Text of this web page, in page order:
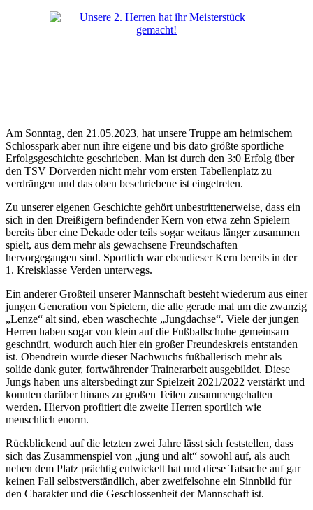
Am Sonntag, den 21.05.2023, hat unsere Truppe am heimischem
Schlosspark aber nun ihre eigene und bis dato größte sportliche
Erfolgsgeschichte geschrieben. Man ist durch den 3:0 Erfolg über
den TSV Dörverden nicht mehr vom ersten Tabellenplatz zu
verdrängen und das oben beschriebene ist eingetreten.
Zu unserer eigenen Geschichte gehört unbestrittenerweise, dass ein
sich in den Dreißigern befindender Kern von etwa zehn Spielern
bereits über eine Dekade oder teils sogar weitaus länger zusammen
spielt, aus dem mehr als gewachsene Freundschaften
hervorgegangen sind. Sportlich war ebendieser Kern bereits in der
1. Kreisklasse Verden unterwegs.
Ein anderer Großteil unserer Mannschaft besteht wiederum aus einer
jungen Generation von Spielern, die alle gerade mal um die zwanzig
„Lenze“ alt sind, eben waschechte „Jungdachse“. Viele der jungen
Herren haben sogar von klein auf die Fußballschuhe gemeinsam
geschnürt, wodurch auch hier ein großer Freundeskreis entstanden
ist. Obendrein wurde dieser Nachwuchs fußballerisch mehr als
solide dank guter, fortwährender Trainerarbeit ausgebildet. Diese
Jungs haben uns altersbedingt zur Spielzeit 2021/2022 verstärkt und
konnten darüber hinaus zu großen Teilen zusammengehalten
werden. Hiervon profitiert die zweite Herren sportlich wie
menschlich enorm.
Rückblickend auf die letzten zwei Jahre lässt sich feststellen, dass
sich das Zusammenspiel von „jung und alt“ sowohl auf, als auch
neben dem Platz prächtig entwickelt hat und diese Tatsache auf gar
keinen Fall selbstverständlich, aber zweifelsohne ein Sinnbild für
den Charakter und die Geschlossenheit der Mannschaft ist.